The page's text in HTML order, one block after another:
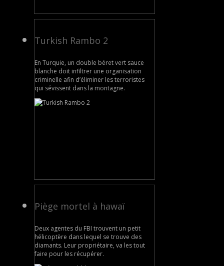
Turkish Rambo 2
En Turquie, un double béret vert sauce
blanche doit infiltrer une organisation
criminelle afin d’éliminer les terroristes
qui sévissent dans la montagne.
Piège mortel à hawaï
Deux agentes du FBI trouvent un petit
hélicoptère dans lequel se trouve des
diamants. Leur propriétaire, va les tout
faire pour les récupérer.